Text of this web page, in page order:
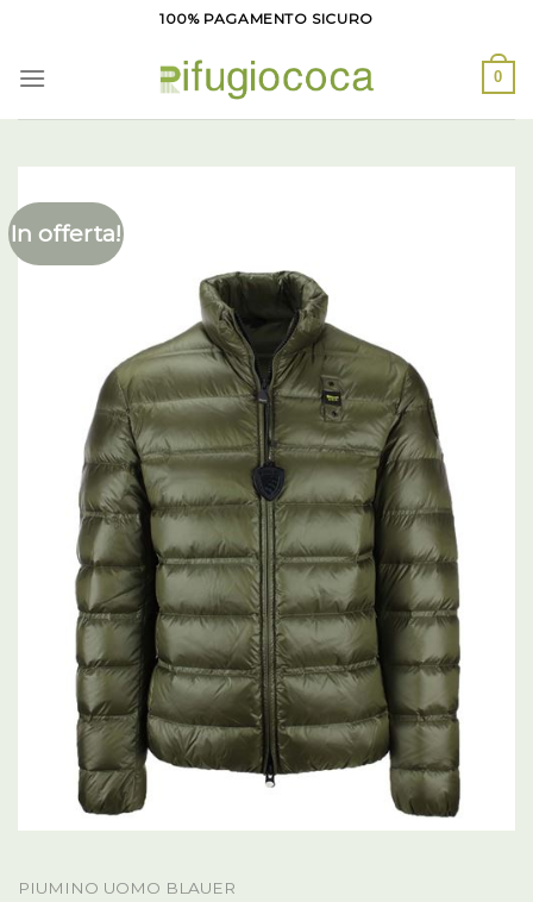
contenuti
100% PAGAMENTO SICURO
0
In offerta!
PIUMINO UOMO BLAUER